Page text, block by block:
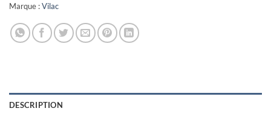
Marque :Vilac
DESCRIPTION